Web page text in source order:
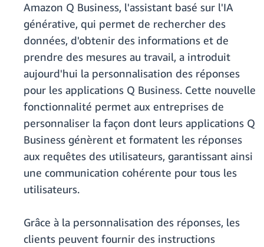
Amazon Q Business, l'assistant basé sur l'IA
générative, qui permet de rechercher des
données, d'obtenir des informations et de
prendre des mesures au travail, a introduit
aujourd'hui la personnalisation des réponses
pour les applications Q Business. Cette nouvelle
fonctionnalité permet aux entreprises de
personnaliser la façon dont leurs applications Q
Business génèrent et formatent les réponses
aux requêtes des utilisateurs, garantissant ainsi
une communication cohérente pour tous les
utilisateurs.
Grâce à la personnalisation des réponses, les
clients peuvent fournir des instructions